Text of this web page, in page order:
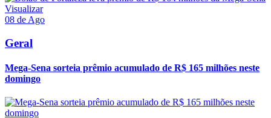
Visualizar
08 de Ago
Geral
Mega-Sena sorteia prêmio acumulado de R$ 165 milhões neste
domingo